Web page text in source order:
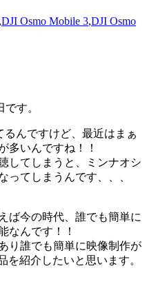
,DJI Osmo Mobile 3,DJI Osmo
す。
るんですけど、最近はまぁ
多いんですね！！
してしまうと、ミンナオシ
ってしまうんです、、、
ば今の時代、誰でも簡単に
なんです！！
り誰でも簡単に映像制作が
を紹介したいと思います。